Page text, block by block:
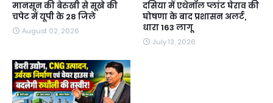
मानसून की बेरुखी से सूखे की
चपेट में यूपी के 28 जिले
August 02, 2026
दसिया में एथेनॉल प्लांट घेराव की
घोषणा के बाद प्रशासन अलर्ट,
धारा 163 लागू
July 13, 2026